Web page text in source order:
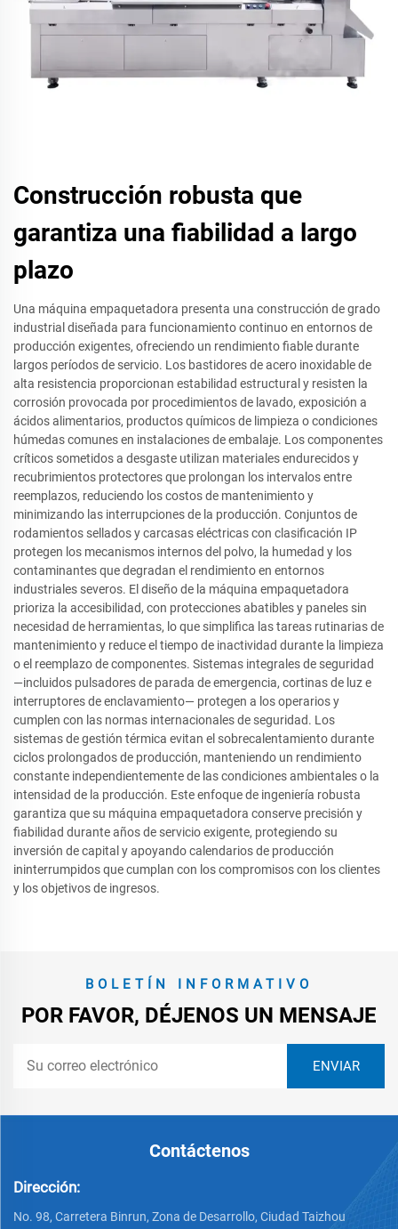
Construcción robusta que
garantiza una fiabilidad a largo
plazo
Una máquina empaquetadora presenta una construcción de grado
industrial diseñada para funcionamiento continuo en entornos de
producción exigentes, ofreciendo un rendimiento fiable durante
largos períodos de servicio. Los bastidores de acero inoxidable de
alta resistencia proporcionan estabilidad estructural y resisten la
corrosión provocada por procedimientos de lavado, exposición a
ácidos alimentarios, productos químicos de limpieza o condiciones
húmedas comunes en instalaciones de embalaje. Los componentes
críticos sometidos a desgaste utilizan materiales endurecidos y
recubrimientos protectores que prolongan los intervalos entre
reemplazos, reduciendo los costos de mantenimiento y
minimizando las interrupciones de la producción. Conjuntos de
rodamientos sellados y carcasas eléctricas con clasificación IP
protegen los mecanismos internos del polvo, la humedad y los
contaminantes que degradan el rendimiento en entornos
industriales severos. El diseño de la máquina empaquetadora
prioriza la accesibilidad, con protecciones abatibles y paneles sin
necesidad de herramientas, lo que simplifica las tareas rutinarias de
mantenimiento y reduce el tiempo de inactividad durante la limpieza
o el reemplazo de componentes. Sistemas integrales de seguridad
—incluidos pulsadores de parada de emergencia, cortinas de luz e
interruptores de enclavamiento— protegen a los operarios y
cumplen con las normas internacionales de seguridad. Los
sistemas de gestión térmica evitan el sobrecalentamiento durante
ciclos prolongados de producción, manteniendo un rendimiento
constante independientemente de las condiciones ambientales o la
intensidad de la producción. Este enfoque de ingeniería robusta
garantiza que su máquina empaquetadora conserve precisión y
fiabilidad durante años de servicio exigente, protegiendo su
inversión de capital y apoyando calendarios de producción
ininterrumpidos que cumplan con los compromisos con los clientes
y los objetivos de ingresos.
BOLETÍN INFORMATIVO
POR FAVOR, DÉJENOS UN MENSAJE
Contáctenos
Dirección:
No. 98, Carretera Binrun, Zona de Desarrollo, Ciudad Taizhou